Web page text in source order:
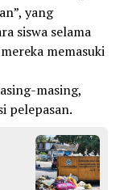
yang
siswa selama
memasuki
masing,
pelepasan.